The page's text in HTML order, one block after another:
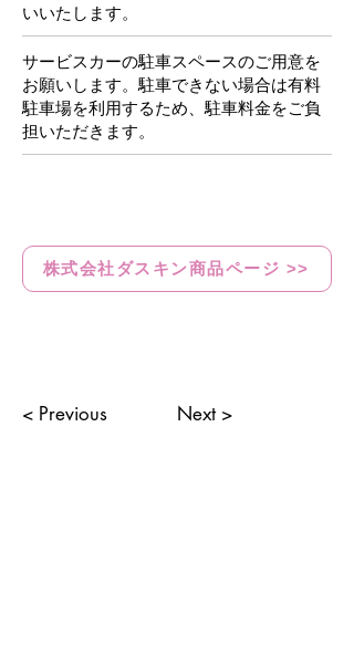
いいたします。
サービスカーの駐車スペースのご用意を
お願いします。駐車できない場合は有料
駐車場を利用するため、駐車料金をご負
担いただきます。
株式会社ダスキン商品ページ >>
< Previous Next >